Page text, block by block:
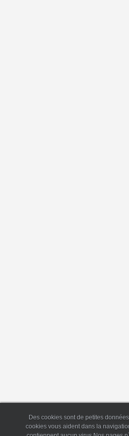
Des cookies sont de petites
cookies vous aident dans la